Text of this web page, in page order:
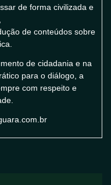
de forma civilizada e
de conteúdos sobre
de cidadania e na
para o diálogo, a
com respeito e